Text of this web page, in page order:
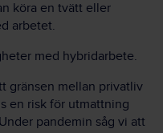
köra en tvätt eller
arbetet.
med hybridarbete.
gränsen mellan privatliv
en risk för utmattning
pandemin såg vi att